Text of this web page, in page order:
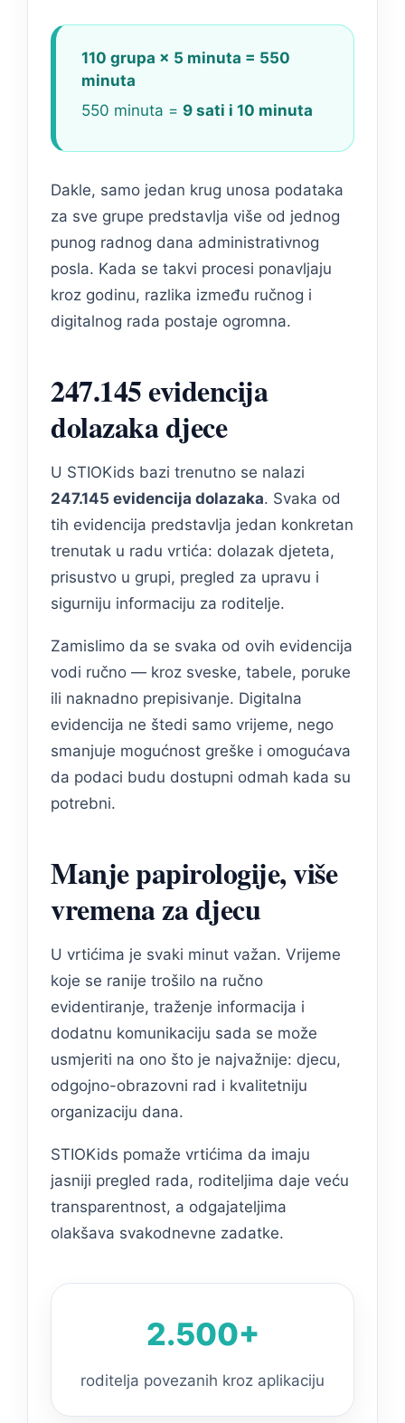
110 grupa × 5 minuta = 550
minuta
550 minuta = 9 sati i 10 minuta
Dakle, samo jedan krug unosa podataka
za sve grupe predstavlja više od jednog
punog radnog dana administrativnog
posla. Kada se takvi procesi ponavljaju
kroz godinu, razlika između ručnog i
digitalnog rada postaje ogromna.
247.145 evidencija
dolazaka djece
U STIOKids bazi trenutno se nalazi
247.145 evidencija dolazaka. Svaka od
tih evidencija predstavlja jedan konkretan
trenutak u radu vrtića: dolazak djeteta,
prisustvo u grupi, pregled za upravu i
sigurniju informaciju za roditelje.
Zamislimo da se svaka od ovih evidencija
vodi ručno — kroz sveske, tabele, poruke
ili naknadno prepisivanje. Digitalna
evidencija ne štedi samo vrijeme, nego
smanjuje mogućnost greške i omogućava
da podaci budu dostupni odmah kada su
potrebni.
Manje papirologije, više
vremena za djecu
U vrtićima je svaki minut važan. Vrijeme
koje se ranije trošilo na ručno
evidentiranje, traženje informacija i
dodatnu komunikaciju sada se može
usmjeriti na ono što je najvažnije: djecu,
odgojno-obrazovni rad i kvalitetniju
organizaciju dana.
STIOKids pomaže vrtićima da imaju
jasniji pregled rada, roditeljima daje veću
transparentnost, a odgajateljima
olakšava svakodnevne zadatke.
2.500+
roditelja povezanih kroz aplikaciju